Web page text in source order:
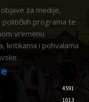
za medije,
programa te
vremenu.
kritikama i pohvalama
4591
1013